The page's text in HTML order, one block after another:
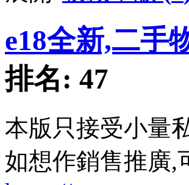
e18全新,二手
排名: 47
本版只接受小量
如想作銷售推廣,